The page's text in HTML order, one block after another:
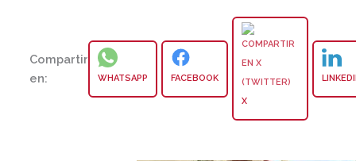
Compartir
en:
WHATSAPP FACEBOOK
X